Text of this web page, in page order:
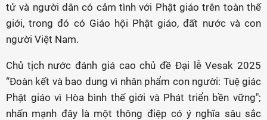
tử và người dân có cảm tình với Phật giáo trên toàn thế
giới, trong đó có Giáo hội Phật giáo, đất nước và con
người Việt Nam.
Chủ tịch nước đánh giá cao chủ đề Đại lễ Vesak 2025
“Đoàn kết và bao dung vì nhân phẩm con người: Tuệ giác
Phật giáo vì Hòa bình thế giới và Phát triển bền vững";
nhấn mạnh đây là một thông điệp có ý nghĩa sâu sắc